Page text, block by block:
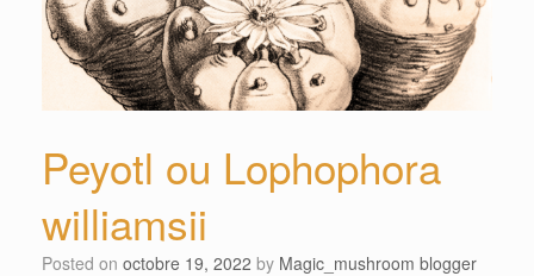
Peyotl ou Lophophora
williamsii
Posted on octobre 19, 2022 by Magic_mushroom blogger